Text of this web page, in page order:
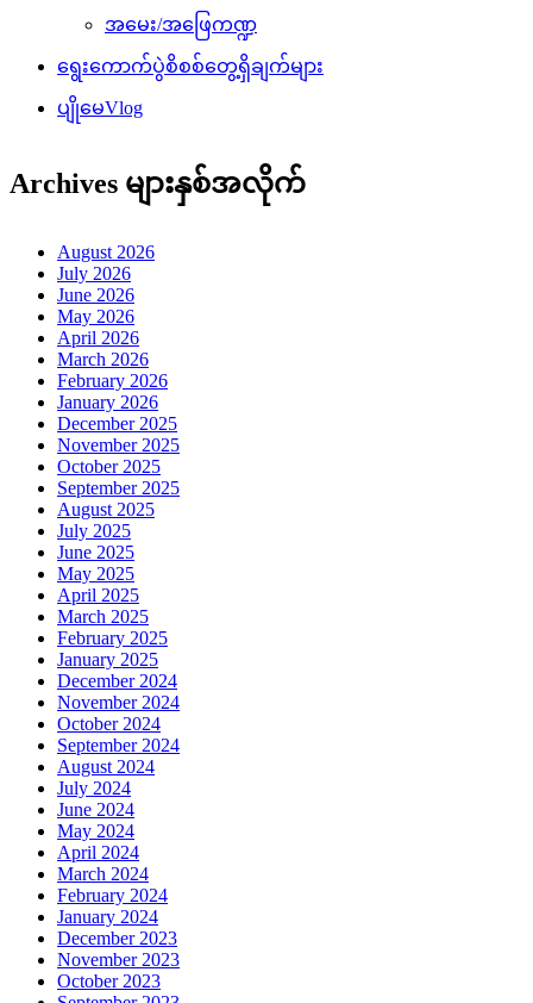
အမေး/အဖြေကဏ္ဍ
ရွေးကောက်ပွဲစိစစ်တွေ့ရှိချက်များ
ပျိုမေVlog
Archives များနှစ်အလိုက်
August 2026
July 2026
June 2026
May 2026
April 2026
March 2026
February 2026
January 2026
December 2025
November 2025
October 2025
September 2025
August 2025
July 2025
June 2025
May 2025
April 2025
March 2025
February 2025
January 2025
December 2024
November 2024
October 2024
September 2024
August 2024
July 2024
June 2024
May 2024
April 2024
March 2024
February 2024
January 2024
December 2023
November 2023
October 2023